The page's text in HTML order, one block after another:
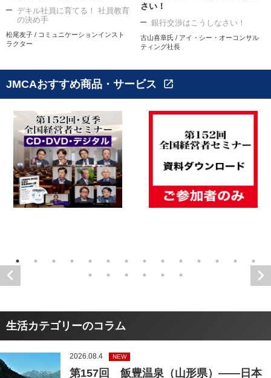
デキル社員に育てる！ 社員教育
の決め手
松尾友子 / コミュニケーションインスト
ラクター
さい！
銀行交渉はこうしなさい！
古山喜章氏 / アイ・シー・オーコンサル
ティング社長
JMCAおすすめ商品・サービス open_in_new
生活カテゴリーのコラム
2026.08.4 NEW
第157回 飯豊温泉（山形県）――日本